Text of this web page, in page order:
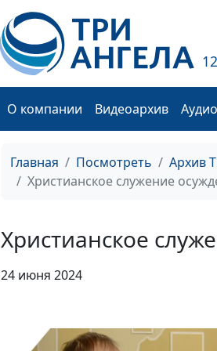
О компании Видеоархив
Главная Посмотреть
Архив
Христианское служение
Христианское
24 июня 2024